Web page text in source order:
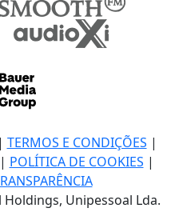
TERMOS E CONDIÇÕES |
| POLÍTICA DE COOKIES |
Unipessoal Lda.